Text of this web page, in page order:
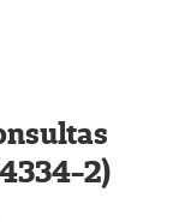
2)